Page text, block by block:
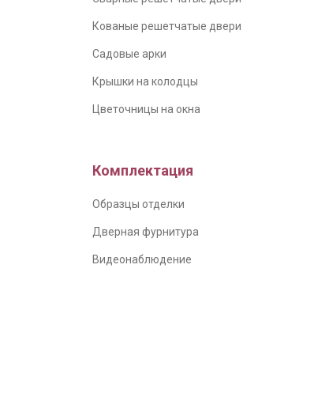
Кованые решетчатые двери
Садовые арки
Крышки на колодцы
Цветочницы на окна
Комплектация
Образцы отделки
Дверная фурнитура
Видеонаблюдение